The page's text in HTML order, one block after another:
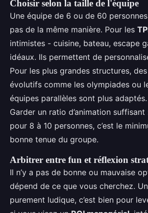
Choisir selon la taille de l'équipe
Une équipe de 6 ou de 60
pas de la même manière. Pour les
intimistes - cuisine, bateau, escape
idéaux. Ils permettent de
Pour les plus grandes structures,
évolutifs comme les olympiades ou
équipes parallèles sont plus
Garder un ratio d’animation
pour 8 à 10 personnes, c’est le
bonne tenue du groupe.
Arbitrer entre fun et réflexion
Il n’y a pas de bonne ou mauvaise
dépend de ce que vous cherchez.
purement ludique, c’est bien pour